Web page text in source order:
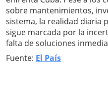
sobre mantenimientos,
sistema, la realidad diaria
sigue marcada por la
falta de soluciones
Fuente: El País